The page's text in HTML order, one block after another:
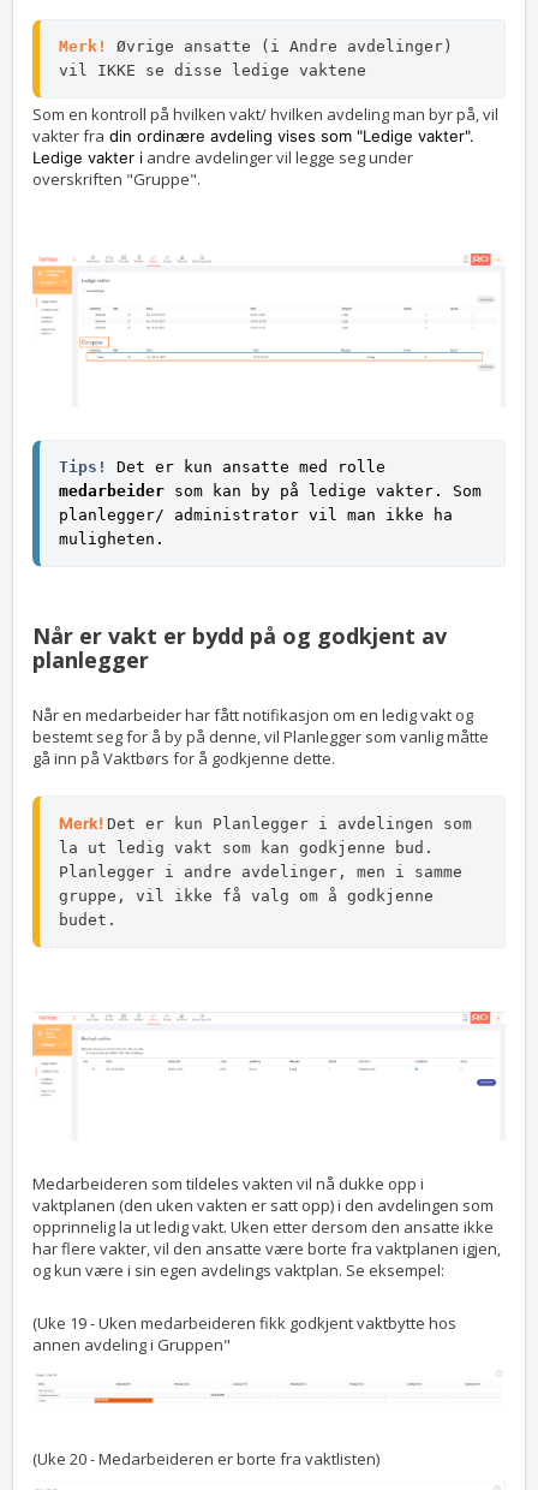
Merk!
Øvrige ansatte (i Andre avdelinger)
vil IKKE se disse ledige vaktene
Som en kontroll på hvilken vakt/ hvilken avdeling man byr på, vil
vakter fra din ordinære avdeling vises som "Ledige vakter".
Ledige vakter i andre avdelinger vil legge seg under
overskriften "Gruppe".
Tips!
medarbeider som kan by på ledige vakter. Som
planlegger/ administrator vil man ikke ha
muligheten.
Når er vakt er bydd på og godkjent av
planlegger
Når en medarbeider har fått notifikasjon om en ledig vakt og
bestemt seg for å by på denne, vil Planlegger som vanlig måtte
gå inn på Vaktbørs for å godkjenne dette.
Merk! Det er kun Planlegger i avdelingen som
la ut ledig vakt som kan godkjenne bud.
Planlegger i andre avdelinger, men i samme
gruppe, vil ikke få valg om å godkjenne
budet.
Medarbeideren som tildeles vakten vil nå dukke opp i
vaktplanen (den uken vakten er satt opp) i den avdelingen som
opprinnelig la ut ledig vakt. Uken etter dersom den ansatte ikke
har flere vakter, vil den ansatte være borte fra vaktplanen igjen,
og kun være i sin egen avdelings vaktplan. Se eksempel:
(Uke 19 - Uken medarbeideren fikk godkjent vaktbytte hos
annen avdeling i Gruppen"
(Uke 20 - Medarbeideren er borte fra vaktlisten)